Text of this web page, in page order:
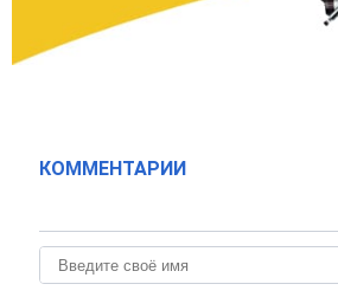
КОММЕНТАРИИ